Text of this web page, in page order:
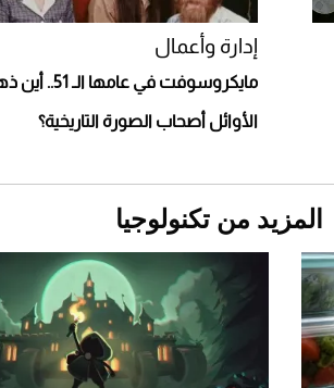
Aston Martin Valiant: على هوى الأبطال
إدارة وأعمال
مايكروسوفت في
الأوائل أصحاب الصورة التاريخية؟
المزيد من تكنولوجيا